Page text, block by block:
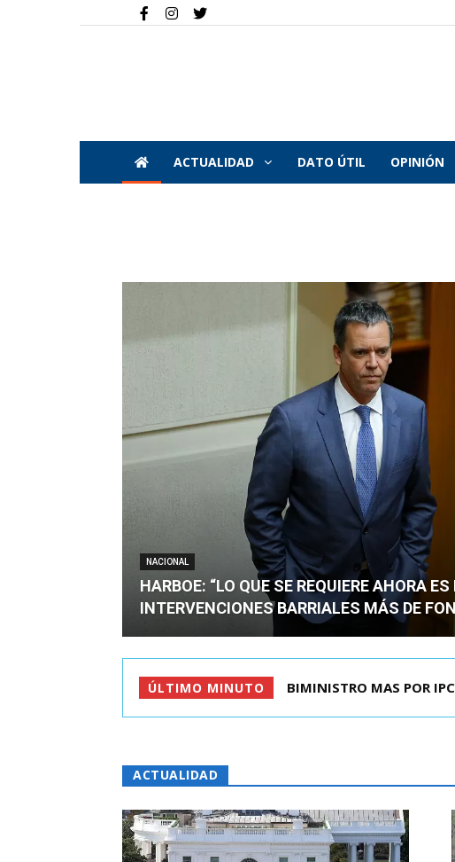
ACTUALIDAD DATO ÚTIL OPINIÓN
NACIONAL
HARBOE: “LO QUE SE REQUIERE AHORA ES
INTERVENCIONES BARRIALES MÁS DE
ÚLTIMO MINUTO TIROTEO EN ESCUELA
ACTUALIDAD